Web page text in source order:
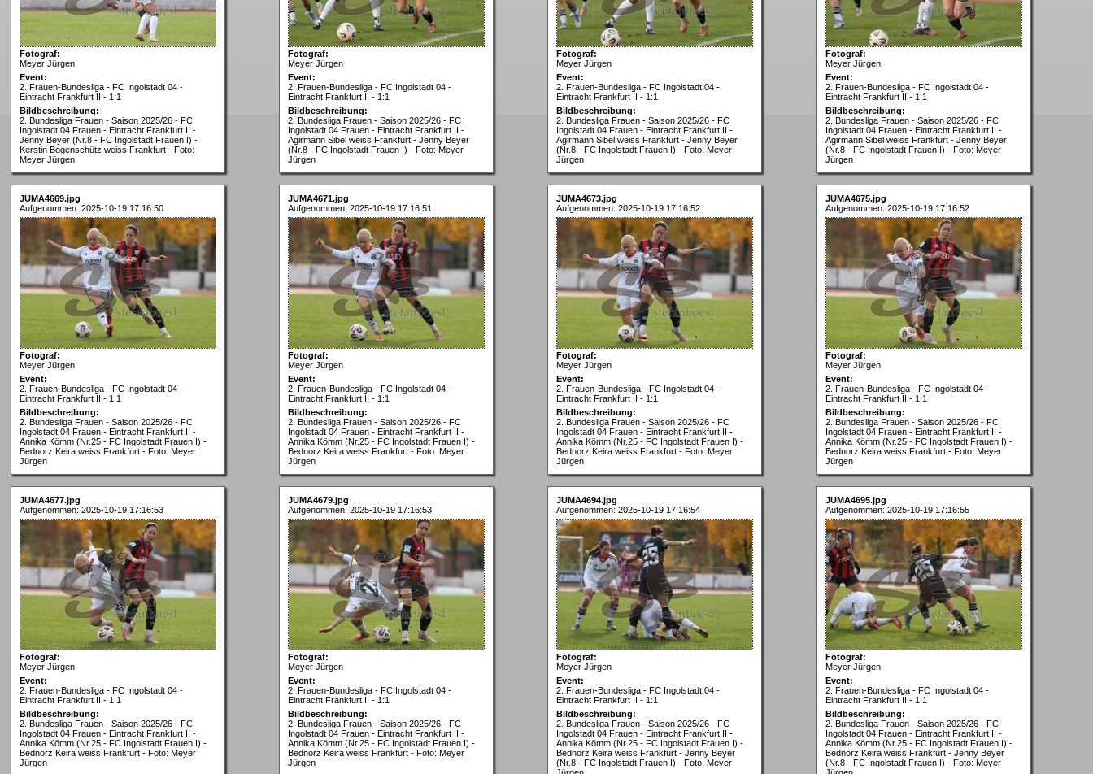
Fotograf:
Meyer Jürgen
Event:
2. Frauen-Bundesliga - FC Ingolstadt 04 -
Eintracht Frankfurt II - 1:1
Bildbeschreibung:
2. Bundesliga Frauen - Saison 2025/26 - FC
Ingolstadt 04 Frauen - Eintracht Frankfurt II -
Jenny Beyer (Nr.8 - FC Ingolstadt Frauen I) -
Kerstin Bogenschütz weiss Frankfurt - Foto:
Meyer Jürgen
Fotograf:
Meyer Jürgen
Event:
2. Frauen-Bundesliga - FC Ingolstadt 04 -
Eintracht Frankfurt II - 1:1
Bildbeschreibung:
2. Bundesliga Frauen - Saison 2025/26 - FC
Ingolstadt 04 Frauen - Eintracht Frankfurt II -
Agirmann Sibel weiss Frankfurt - Jenny Beyer
(Nr.8 - FC Ingolstadt Frauen I) - Foto: Meyer
Jürgen
Fotograf:
Meyer Jürgen
Event:
2. Frauen-Bundesliga - FC Ingolstadt 04 -
Eintracht Frankfurt II - 1:1
Bildbeschreibung:
2. Bundesliga Frauen - Saison 2025/26 - FC
Ingolstadt 04 Frauen - Eintracht Frankfurt II -
Agirmann Sibel weiss Frankfurt - Jenny Beyer
(Nr.8 - FC Ingolstadt Frauen I) - Foto: Meyer
Jürgen
Fotograf:
Meyer Jürgen
Event:
2. Frauen-Bundesliga - FC Ingolstadt 04 -
Eintracht Frankfurt II - 1:1
Bildbeschreibung:
2. Bundesliga Frauen - Saison 2025/26 - FC
Ingolstadt 04 Frauen - Eintracht Frankfurt II -
Agirmann Sibel weiss Frankfurt - Jenny Beyer
(Nr.8 - FC Ingolstadt Frauen I) - Foto: Meyer
Jürgen
JUMA4669.jpg
Aufgenommen: 2025-10-19 17:16:50
Fotograf:
Meyer Jürgen
Event:
2. Frauen-Bundesliga - FC Ingolstadt 04 -
Eintracht Frankfurt II - 1:1
Bildbeschreibung:
2. Bundesliga Frauen - Saison 2025/26 - FC
Ingolstadt 04 Frauen - Eintracht Frankfurt II -
Annika Kömm (Nr.25 - FC Ingolstadt Frauen I) -
Bednorz Keira weiss Frankfurt - Foto: Meyer
Jürgen
JUMA4671.jpg
Aufgenommen: 2025-10-19 17:16:51
Fotograf:
Meyer Jürgen
Event:
2. Frauen-Bundesliga - FC Ingolstadt 04 -
Eintracht Frankfurt II - 1:1
Bildbeschreibung:
2. Bundesliga Frauen - Saison 2025/26 - FC
Ingolstadt 04 Frauen - Eintracht Frankfurt II -
Annika Kömm (Nr.25 - FC Ingolstadt Frauen I) -
Bednorz Keira weiss Frankfurt - Foto: Meyer
Jürgen
JUMA4673.jpg
Aufgenommen: 2025-10-19 17:16:52
Fotograf:
Meyer Jürgen
Event:
2. Frauen-Bundesliga - FC Ingolstadt 04 -
Eintracht Frankfurt II - 1:1
Bildbeschreibung:
2. Bundesliga Frauen - Saison 2025/26 - FC
Ingolstadt 04 Frauen - Eintracht Frankfurt II -
Annika Kömm (Nr.25 - FC Ingolstadt Frauen I) -
Bednorz Keira weiss Frankfurt - Foto: Meyer
Jürgen
JUMA4675.jpg
Aufgenommen: 2025-10-19 17:16:52
Fotograf:
Meyer Jürgen
Event:
2. Frauen-Bundesliga - FC Ingolstadt 04 -
Eintracht Frankfurt II - 1:1
Bildbeschreibung:
2. Bundesliga Frauen - Saison 2025/26 - FC
Ingolstadt 04 Frauen - Eintracht Frankfurt II -
Annika Kömm (Nr.25 - FC Ingolstadt Frauen I) -
Bednorz Keira weiss Frankfurt - Foto: Meyer
Jürgen
JUMA4677.jpg
Aufgenommen: 2025-10-19 17:16:53
Fotograf:
Meyer Jürgen
Event:
2. Frauen-Bundesliga - FC Ingolstadt 04 -
Eintracht Frankfurt II - 1:1
Bildbeschreibung:
2. Bundesliga Frauen - Saison 2025/26 - FC
Ingolstadt 04 Frauen - Eintracht Frankfurt II -
Annika Kömm (Nr.25 - FC Ingolstadt Frauen I) -
Bednorz Keira weiss Frankfurt - Foto: Meyer
Jürgen
JUMA4679.jpg
Aufgenommen: 2025-10-19 17:16:53
Fotograf:
Meyer Jürgen
Event:
2. Frauen-Bundesliga - FC Ingolstadt 04 -
Eintracht Frankfurt II - 1:1
Bildbeschreibung:
2. Bundesliga Frauen - Saison 2025/26 - FC
Ingolstadt 04 Frauen - Eintracht Frankfurt II -
Annika Kömm (Nr.25 - FC Ingolstadt Frauen I) -
Bednorz Keira weiss Frankfurt - Foto: Meyer
Jürgen
JUMA4694.jpg
Aufgenommen: 2025-10-19 17:16:54
Fotograf:
Meyer Jürgen
Event:
2. Frauen-Bundesliga - FC Ingolstadt 04 -
Eintracht Frankfurt II - 1:1
Bildbeschreibung:
2. Bundesliga Frauen - Saison 2025/26 - FC
Ingolstadt 04 Frauen - Eintracht Frankfurt II -
Annika Kömm (Nr.25 - FC Ingolstadt Frauen I) -
Bednorz Keira weiss Frankfurt - Jenny Beyer
(Nr.8 - FC Ingolstadt Frauen I) - Foto: Meyer
JUMA4695.jpg
Aufgenommen: 2025-10-19 17:16:55
Fotograf:
Meyer Jürgen
Event:
2. Frauen-Bundesliga - FC Ingolstadt 04 -
Eintracht Frankfurt II - 1:1
Bildbeschreibung:
2. Bundesliga Frauen - Saison 2025/26 - FC
Ingolstadt 04 Frauen - Eintracht Frankfurt II -
Annika Kömm (Nr.25 - FC Ingolstadt Frauen I) -
Bednorz Keira weiss Frankfurt - Jenny Beyer
(Nr.8 - FC Ingolstadt Frauen I) - Foto: Meyer